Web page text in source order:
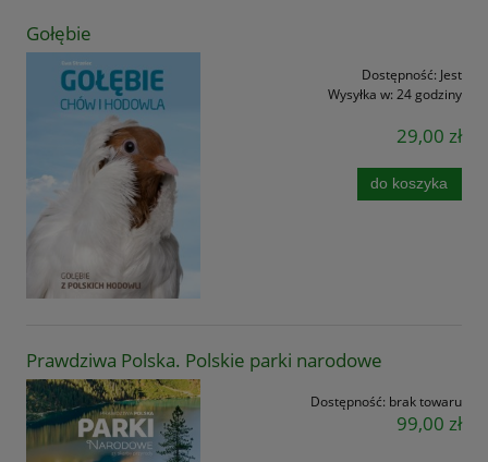
Gołębie
Dostępność: Jest
Wysyłka w: 24 godziny
29,00 zł
do koszyka
Prawdziwa Polska. Polskie parki narodowe
Dostępność: brak towaru
99,00 zł